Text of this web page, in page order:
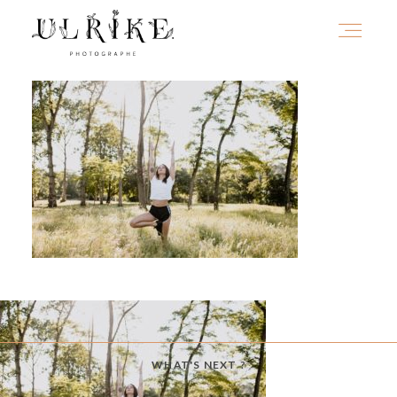
WHAT'S NEXT ?
HOME
A PROPOS
PORTFOLIO
INFOS
JOURNAL